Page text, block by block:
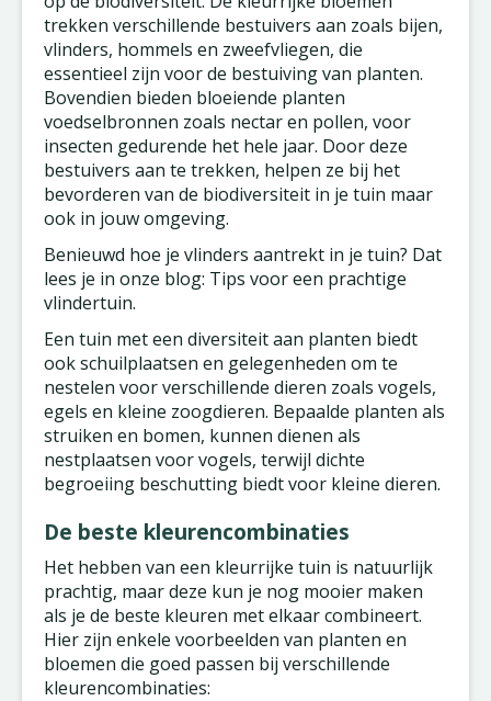
trekken verschillende bestuivers aan zoals bijen,
vlinders, hommels en zweefvliegen, die
essentieel zijn voor de bestuiving van planten.
Bovendien bieden bloeiende planten
voedselbronnen zoals nectar en pollen, voor
insecten gedurende het hele jaar. Door deze
bestuivers aan te trekken, helpen ze bij het
bevorderen van de biodiversiteit in je tuin maar
ook in jouw omgeving.
Benieuwd hoe je vlinders aantrekt in je tuin? Dat
lees je in onze blog: Tips voor een prachtige
vlindertuin.
Een tuin met een diversiteit aan planten biedt
ook schuilplaatsen en gelegenheden om te
nestelen voor verschillende dieren zoals vogels,
egels en kleine zoogdieren. Bepaalde planten als
struiken en bomen, kunnen dienen als
nestplaatsen voor vogels, terwijl dichte
begroeiing beschutting biedt voor kleine dieren.
De beste kleurencombinaties
Het hebben van een kleurrijke tuin is natuurlijk
prachtig, maar deze kun je nog mooier maken
als je de beste kleuren met elkaar combineert.
Hier zijn enkele voorbeelden van planten en
bloemen die goed passen bij verschillende
kleurencombinaties: